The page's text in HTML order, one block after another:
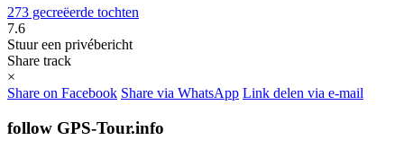
273 gecreëerde tochten
7.6
Stuur een privébericht
Share track
×
Share on Facebook Share via WhatsApp Link delen via e-mail
follow GPS-Tour.info